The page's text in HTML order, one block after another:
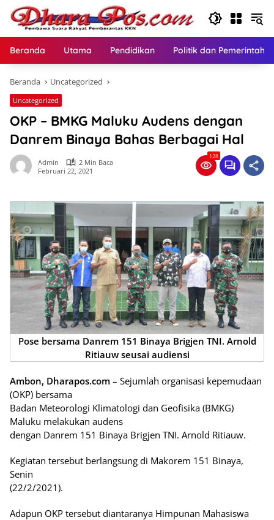
Langsung
konten
Beranda Utama Pendidikan Politik dan
Beranda Uncategorized
Uncategorized
OKP – BMKG Maluku Audens dengan
Danrem Binaya Bahas Berbagai Hal
Admin
2 Min Baca
Februari 22, 2021
128
Pose bersama Danrem 151 Binaya Brigjen TNI. Arnold
Ritiauw seusai audiensi
Ambon, Dharapos.com – Sejumlah organisasi kepemudaan
(OKP) bersama
Badan Meteorologi Klimatologi dan Geofisika (BMKG)
Maluku melakukan audens
dengan Danrem 151 Binaya Brigjen TNI. Arnold Ritiauw.
Kegiatan tersebut berlangsung di Makorem 151 Binaya,
Senin
(22/2/2021).
Adapun OKP tersebut diantaranya Himpunan Mahasiswa